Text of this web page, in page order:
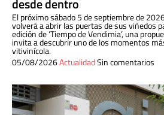
desde dentro
El próximo sábado 5 de septiembre de
volverá a abrir las puertas de sus viñedos
edición de ‘Tiempo de Vendimia’, una
invita a descubrir uno de los momentos
vitivinícola.
05/08/2026ActualidadSin comentarios